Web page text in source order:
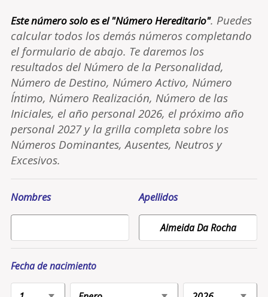
Este número solo es el "Número Hereditario". Puedes
calcular todos los demás números completando
el formulario de abajo. Te daremos los
resultados del Número de la Personalidad,
Número de Destino, Número Activo, Número
Íntimo, Número Realización, Número de las
Iniciales, el año personal 2026, el próximo año
personal 2027 y la grilla completa sobre los
Números Dominantes, Ausentes, Neutros y
Excesivos.
Nombres Apellidos
Fecha de nacimiento